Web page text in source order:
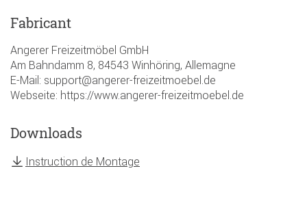
Fabricant
Angerer Freizeitmöbel GmbH
Am Bahndamm 8, 84543 Winhöring, Allemagne
E-Mail: support@angerer-freizeitmoebel.de
Webseite: https://www.angerer-freizeitmoebel.de
Downloads
Instruction de Montage